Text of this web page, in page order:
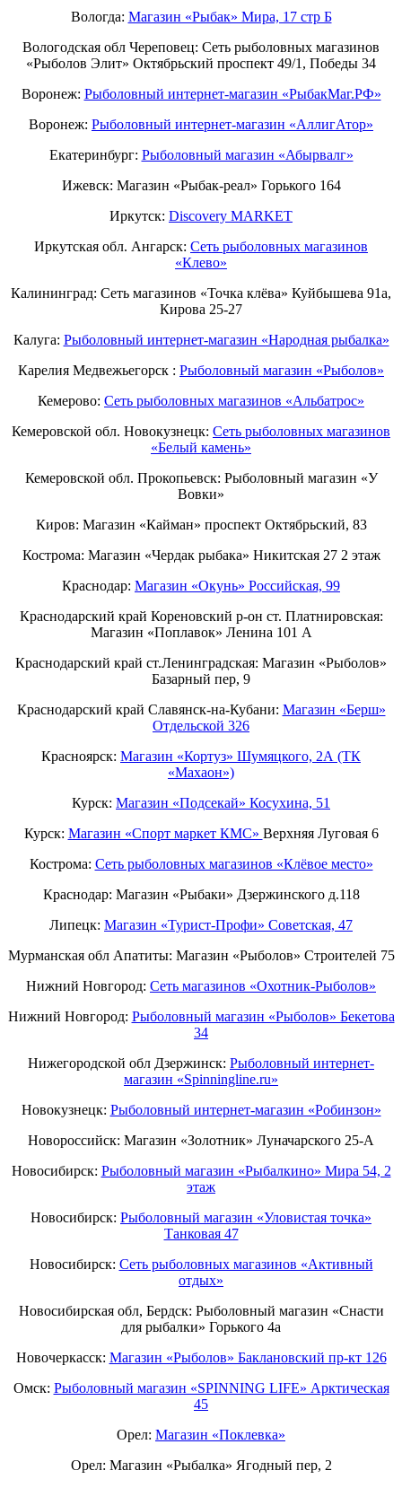
Вологда: Магазин «Рыбак» Мира, 17 стр Б
Вологодская обл Череповец: Сеть рыболовных магазинов
«Рыболов Элит» Октябрьский проспект 49/1, Победы 34
Воронеж: Рыболовный интернет-магазин «РыбакМаг.РФ»
Воронеж: Рыболовный интернет-магазин «АллигАтор»
Екатеринбург: Рыболовный магазин «Абырвалг»
Ижевск: Магазин «Рыбак-реал» Горького 164
Иркутск: Discovery MARKET
Иркутская обл. Ангарск: Сеть рыболовных магазинов
«Клево»
Калининград: Сеть магазинов «Точка клёва» Куйбышева 91а,
Кирова 25-27
Калуга: Рыболовный интернет-магазин «Народная рыбалка»
Карелия Медвежьегорск : Рыболовный магазин «Рыболов»
Кемерово: Сеть рыболовных магазинов «Альбатрос»
Кемеровской обл. Новокузнецк: Сеть рыболовных магазинов
«Белый камень»
Кемеровской обл. Прокопьевск: Рыболовный магазин «У
Вовки»
Киров: Магазин «Кайман» проспект Октябрьский, 83
Кострома: Магазин «Чердак рыбака» Никитская 27 2 этаж
Краснодар: Магазин «Окунь» Российская, 99
Краснодарский край Кореновский р-он ст. Платнировская:
Магазин «Поплавок» Ленина 101 А
Краснодарский край ст.Ленинградская: Магазин «Рыболов»
Базарный пер, 9
Краснодарский край Славянск-на-Кубани: Магазин «Берш»
Отдельской 326
Красноярск: Магазин «Кортуз» Шумяцкого, 2А (ТК
«Махаон»)
Курск: Магазин «Подсекай» Косухина, 51
Курск: Магазин «Спорт маркет КМС» Верхняя Луговая 6
Кострома: Сеть рыболовных магазинов «Клёвое место»
Краснодар: Магазин «Рыбаки» Дзержинского д.118
Липецк: Магазин «Турист-Профи» Советская, 47
Мурманская обл Апатиты: Магазин «Рыболов» Строителей 75
Нижний Новгород: Cеть магазинов «Охотник-Рыболов»
Нижний Новгород: Рыболовный магазин «Рыболов» Бекетова
34
Нижегородской обл Дзержинск: Рыболовный интернет-
магазин «Spinningline.ru»
Новокузнецк: Рыболовный интернет-магазин «Робинзон»
Новороссийск: Магазин «Золотник» Луначарского 25-А
Новосибирск: Рыболовный магазин «Рыбалкино» Мира 54, 2
этаж
Новосибирск: Рыболовный магазин «Уловистая точка»
Танковая 47
Новосибирск: Сеть рыболовных магазинов «Активный
отдых»
Новосибирская обл, Бердск: Рыболовный магазин «Снасти
для рыбалки» Горького 4а
Новочеркасск: Магазин «Рыболов» Баклановский пр-кт 126
Омск: Рыболовный магазин «SPINNING LIFE» Арктическая
45
Орел: Магазин «Поклевка»
Орел: Магазин «Рыбалка» Ягодный пер, 2